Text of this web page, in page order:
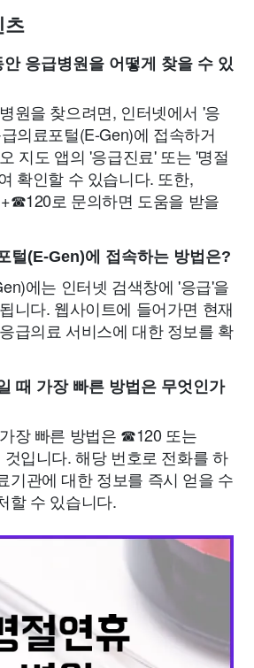
츠
응급병원을 어떻게 찾을 수 있
원을 찾으려면, 인터넷에서 '응
의료포털(E-Gen)에 접속하거
지도 앱의 '응급진료' 또는 '명절
확인할 수 있습니다. 또한,
로 문의하면 도움을 받을
털(E-Gen)에 접속하는 방법은?
에는 인터넷 검색창에 '응급'을
니다. 웹사이트에 들어가면 현재
급의료 서비스에 대한 정보를 확
때 가장 빠른 방법은 무엇인가
장 빠른 방법은 ☎120 또는
입니다. 해당 번호로 전화를 하
기관에 대한 정보를 즉시 얻을 수
할 수 있습니다.